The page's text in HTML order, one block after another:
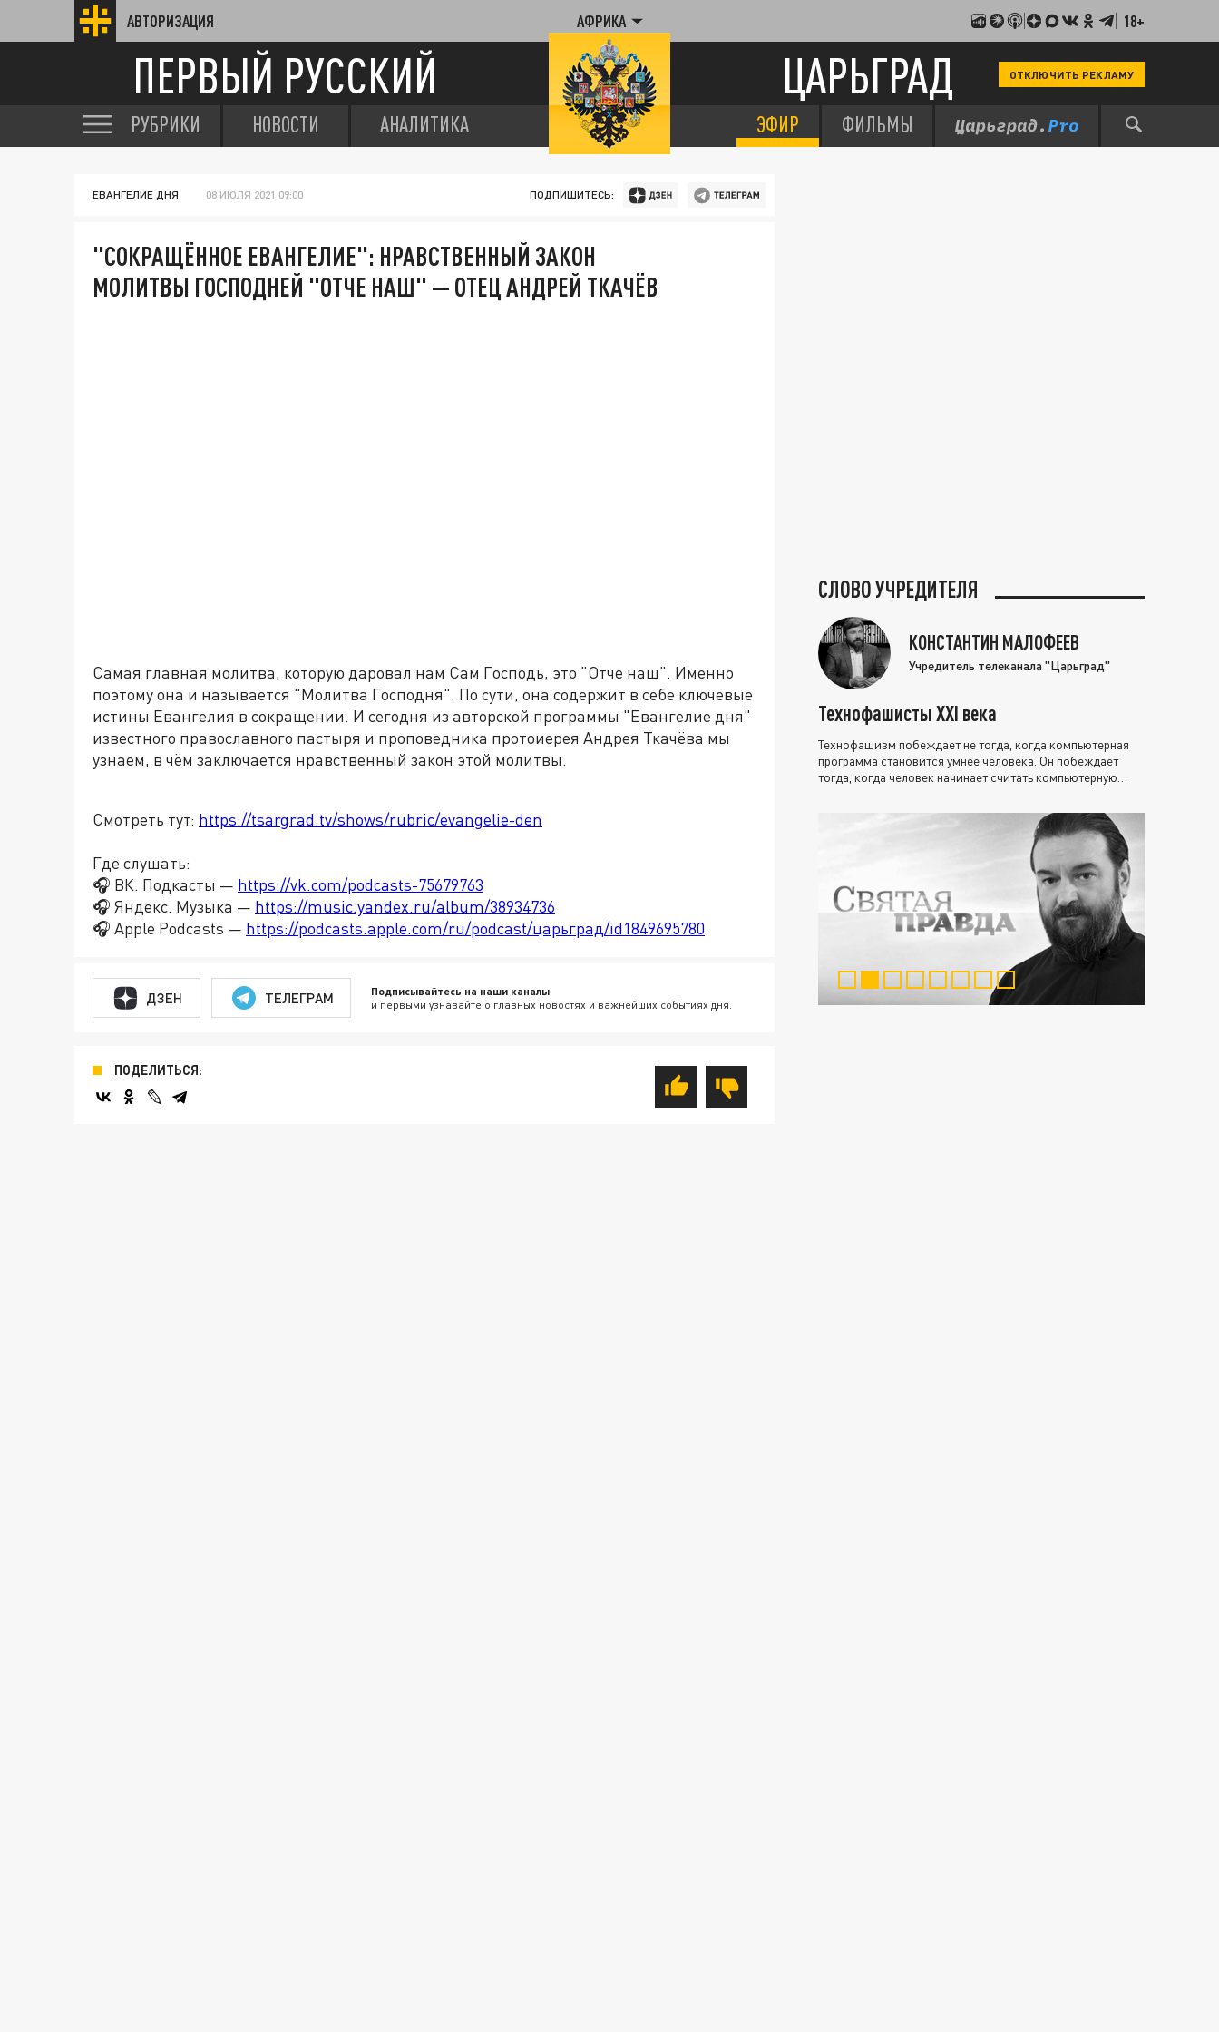
АВТОРИЗАЦИЯ АФРИКА 18+
ПЕРВЫЙ РУССКИЙ ЦАРЬГРАД ОТКЛЮЧИТЬ РЕКЛАМУ
РУБРИКИ НОВОСТИ АНАЛИТИКА ЭФИР ФИЛЬМЫ
ЕВАНГЕЛИЕ ДНЯ 08 ИЮЛЯ 2021 09:00 ПОДПИШИТЕСЬ:
"СОКРАЩЁННОЕ ЕВАНГЕЛИЕ": НРАВСТВЕННЫЙ ЗАКОН
МОЛИТВЫ ГОСПОДНЕЙ "ОТЧЕ НАШ" — ОТЕЦ АНДРЕЙ ТКАЧЁВ
Самая главная молитва, которую даровал нам Сам Господь, это "Отче наш". Именно
поэтому она и называется "Молитва Господня". По сути, она содержит в себе ключевые
истины Евангелия в сокращении. И сегодня из авторской программы "Евангелие дня"
известного православного пастыря и проповедника протоиерея Андрея Ткачёва мы
узнаем, в чём заключается нравственный закон этой молитвы.
Смотреть тут: https://tsargrad.tv/shows/rubric/evangelie-den
Где слушать:
🎧 ВК. Подкасты — https://vk.com/podcasts-75679763
🎧 Яндекс. Музыка — https://music.yandex.ru/album/38934736
🎧 Apple Podcasts — https://podcasts.apple.com/ru/podcast/царьград/id1849695780
ДЗЕН ТЕЛЕГРАМ Подписывайтесь на наши каналы
и первыми узнавайте о главных новостях и важнейших событиях дня.
ПОДЕЛИТЬСЯ:
СЛОВО УЧРЕДИТЕЛЯ
КОНСТАНТИН МАЛОФЕЕВ
Учредитель телеканала "Царьград"
Технофашисты XXI века
Технофашизм побеждает не тогда, когда компьютерная
программа становится умнее человека. Он побеждает
тогда, когда человек начинает считать компьютерную